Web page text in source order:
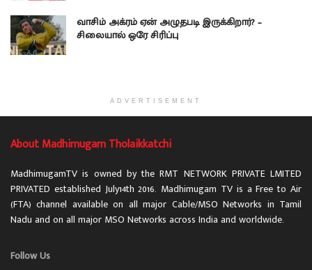
வாசிம் அக்ரம் ஏன் அழுதபடி இருக்கிறார்? –
சிலையால் ஒரே சிரிப்பு
ADVERTISEMENT
About Madhimugam Tholaikkatchi
MadhimugamTV is owned by the RMT NETWORK PRIVATE LMITED
PRIVATED established July14th 2016. Madhimugam TV is a Free to Air
(FTA) channel available on all major Cable/MSO Networks in Tamil
Nadu and on all major MSO Networks across India and worldwide.
Follow Us